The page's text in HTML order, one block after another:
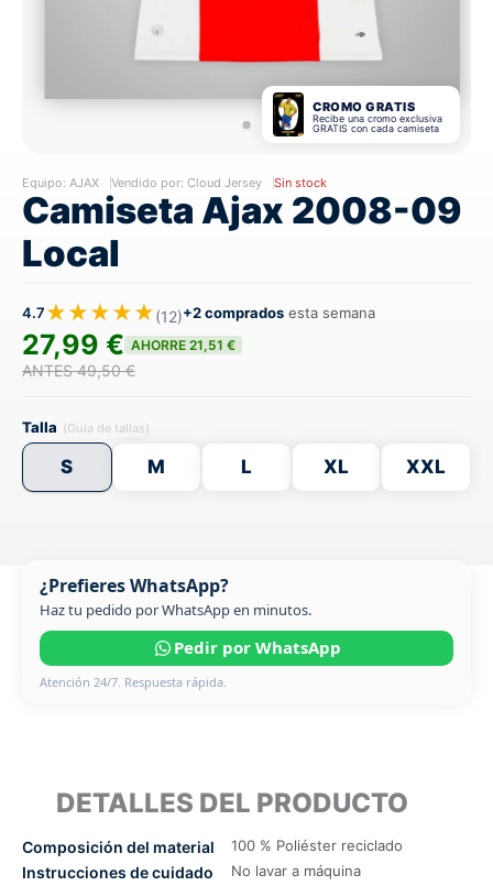
CROMO GRATIS
Recibe una cromo exclusiva
GRATIS con cada camiseta
Equipo: AJAX Vendido por: Cloud Jersey Sin stock
Camiseta Ajax 2008-09
Local
4.7★★★★★(12)+2 comprados esta semana
27,99 € AHORRE 21,51 €
ANTES 49,50 €
Talla (Guía de tallas)
S M L XL XXL
¿Prefieres WhatsApp?
Haz tu pedido por WhatsApp en minutos.
Pedir por WhatsApp
Atención 24/7. Respuesta rápida.
DETALLES DEL PRODUCTO
Composición del material 100 % Poliéster reciclado
Instrucciones de cuidado No lavar a máquina